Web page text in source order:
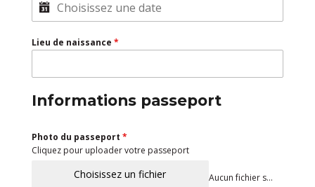
Lieu de naissance *
Informations passeport
Photo du passeport *
Cliquez pour uploader votre passeport
Choisissez un fichier Aucun fichier sélectionné